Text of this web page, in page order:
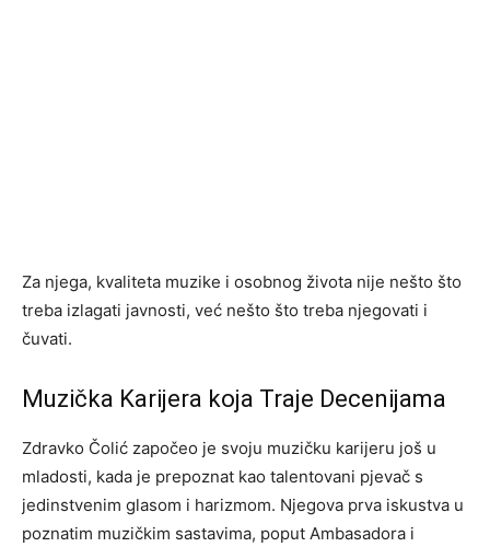
Za njega, kvaliteta muzike i osobnog života nije nešto što
treba izlagati javnosti, već nešto što treba njegovati i
čuvati.
Muzička Karijera koja Traje Decenijama
Zdravko Čolić započeo je svoju muzičku karijeru još u
mladosti, kada je prepoznat kao talentovani pjevač s
jedinstvenim glasom i harizmom. Njegova prva iskustva u
poznatim muzičkim sastavima, poput Ambasadora i